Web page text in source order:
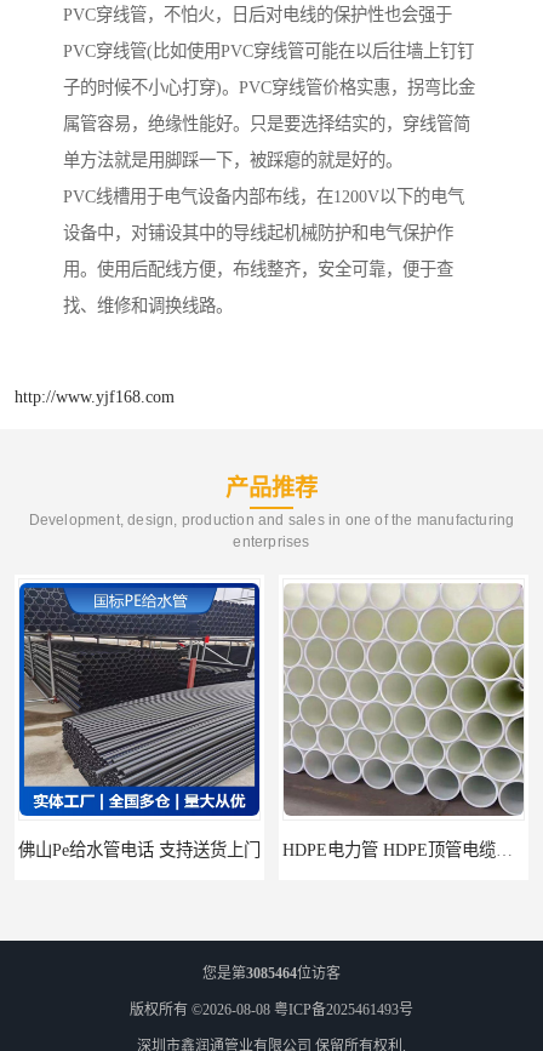
PVC穿线管，不怕火，日后对电线的保护性也会强于
PVC穿线管(比如使用PVC穿线管可能在以后往墙上钉钉
子的时候不小心打穿)。PVC穿线管价格实惠，拐弯比金
属管容易，绝缘性能好。只是要选择结实的，穿线管简
单方法就是用脚踩一下，被踩瘪的就是好的。
PVC线槽用于电气设备内部布线，在1200V以下的电气
设备中，对铺设其中的导线起机械防护和电气保护作
用。使用后配线方便，布线整齐，安全可靠，便于查
找、维修和调换线路。
http://www.yjf168.com
产品推荐
Development, design, production and sales in one of the manufacturing
enterprises
HDPE电力管 HDPE顶管电缆管保护套管
您是第3085464位访客
版权所有 ©2026-08-08 粤ICP备2025461493号
深圳市鑫润通管业有限公司 保留所有权利.